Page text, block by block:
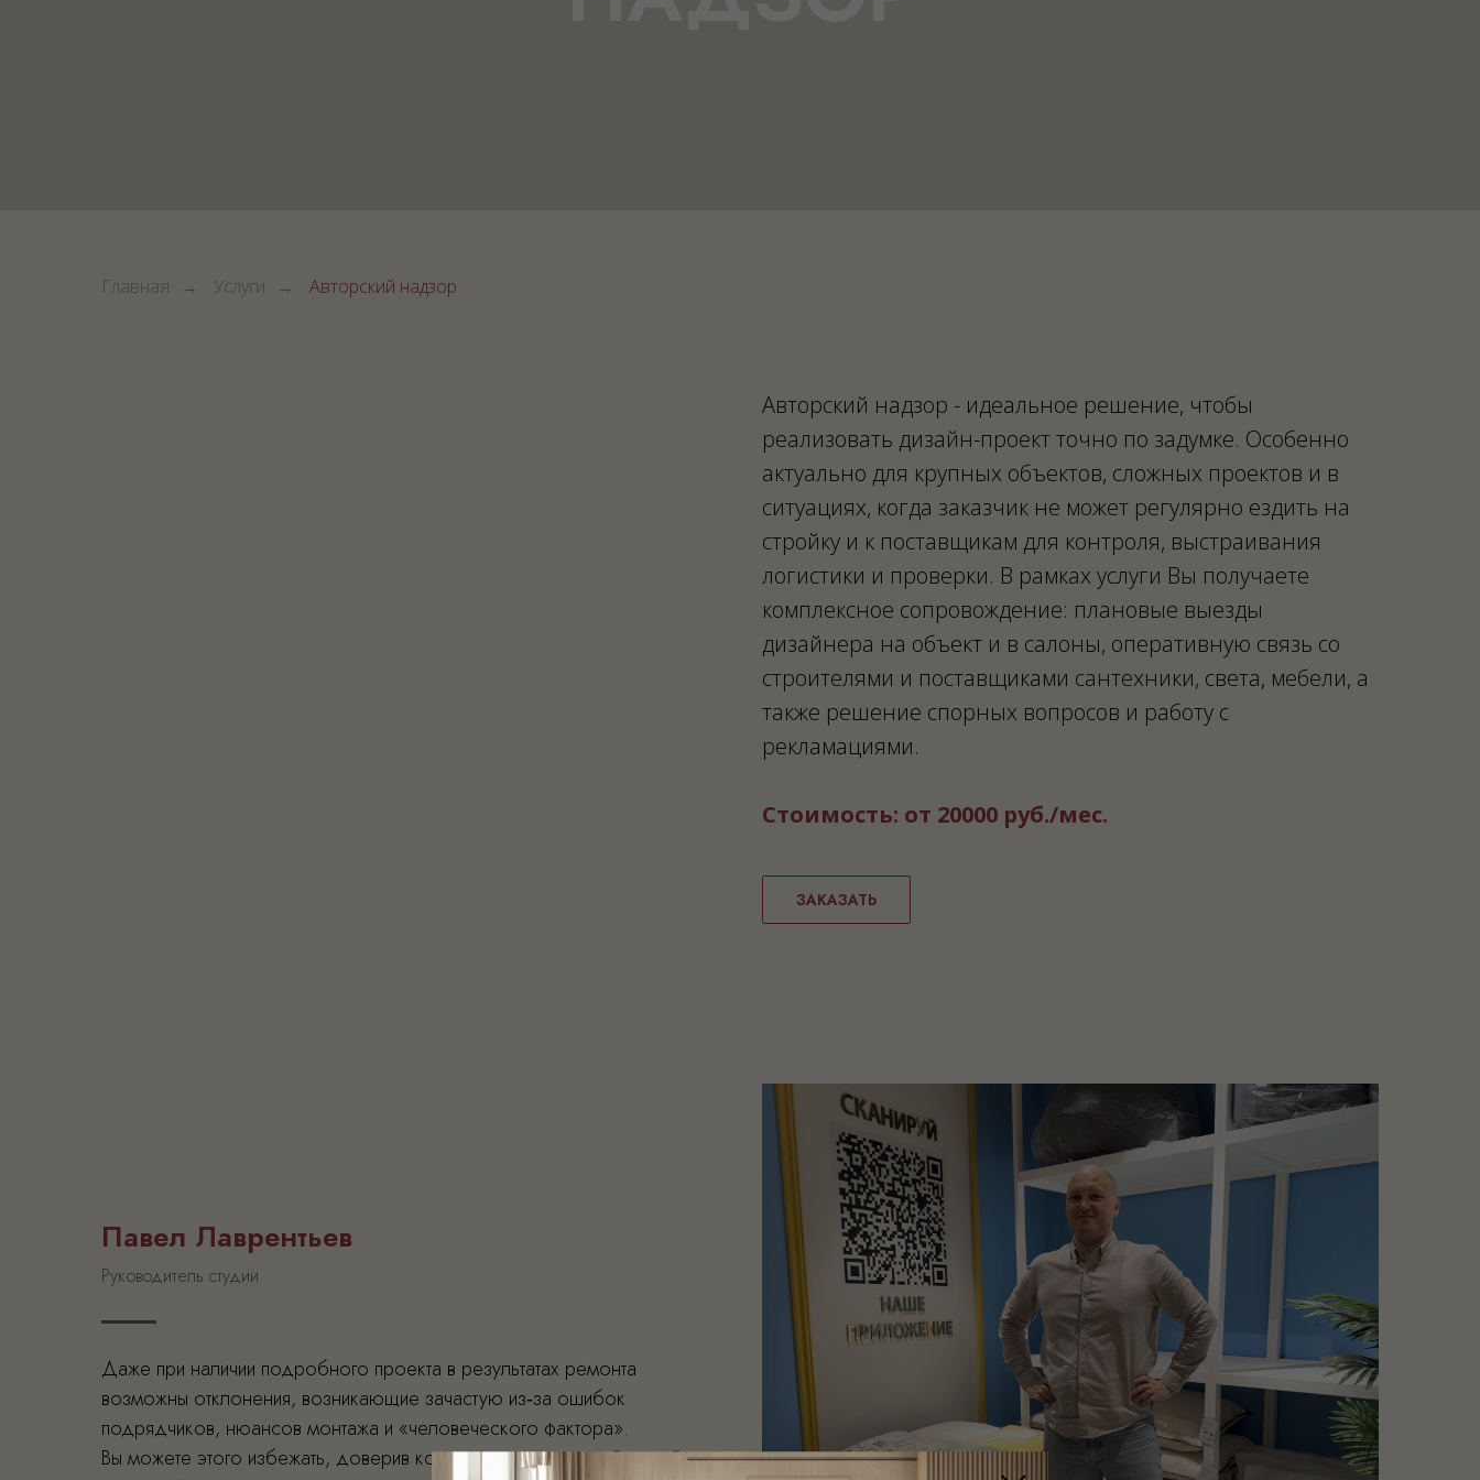
Главная → Услуги → Авторский надзор
Авторский надзор - идеальное решение, чтобы
реализовать дизайн-проект точно по задумке. Особенно
актуально для крупных объектов, сложных проектов и в
ситуациях, когда заказчик не может регулярно ездить на
стройку и к поставщикам для контроля, выстраивания
логистики и проверки. В рамках услуги Вы получаете
комплексное сопровождение: плановые выезды
дизайнера на объект и в салоны, оперативную связь со
строителями и поставщиками сантехники, света, мебели, а
также решение спорных вопросов и работу с
рекламациями.
Стоимость: от 20000 руб./мес.
ЗАКАЗАТЬ
Павел Лаврентьев
Руководитель студии
Даже при наличии подробного проекта в результатах ремонта
возможны отклонения, возникающие зачастую из‑за ошибок
подрядчиков, нюансов монтажа и «человеческого фактора».
Вы можете этого избежать, доверив контроль над ситуацией нашей